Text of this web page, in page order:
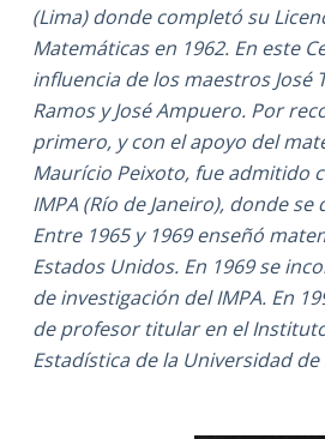
(Lima) donde completó su
Matemáticas en 1962. En este
influencia de los maestros José
Ramos y José Ampuero. Por
primero, y con el apoyo del
Maurício Peixoto, fue admitido
IMPA (Río de Janeiro), donde
Entre 1965 y 1969 enseñó
Estados Unidos. En 1969 se
de investigación del IMPA. En
de profesor titular en el
Estadística de la Universidad de